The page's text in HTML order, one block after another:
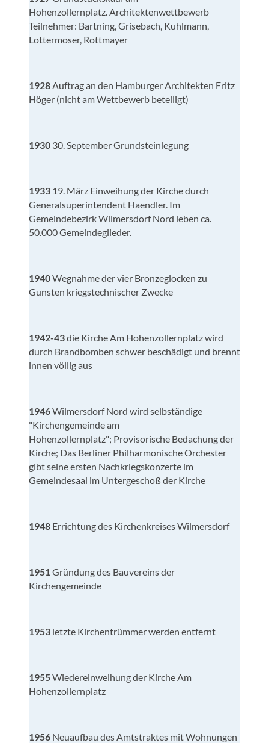
Hohenzollernplatz. Architektenwettbewerb
Teilnehmer: Bartning, Grisebach, Kuhlmann,
Lottermoser, Rottmayer
1928 Auftrag an den Hamburger Architekten Fritz
Höger (nicht am Wettbewerb beteiligt)
1930 30. September Grundsteinlegung
1933 19. März Einweihung der Kirche durch
Generalsuperintendent Haendler. Im
Gemeindebezirk Wilmersdorf Nord leben ca.
50.000 Gemeindeglieder.
1940Wegnahme der vier Bronzeglocken zu
Gunsten kriegstechnischer Zwecke
1942-43die Kirche Am Hohenzollernplatz wird
durch Brandbomben schwer beschädigt und brennt
innen völlig aus
1946Wilmersdorf Nord wird selbständige
"Kirchengemeinde am
Hohenzollernplatz"; Provisorische Bedachung der
Kirche; Das Berliner Philharmonische Orchester
gibt seine ersten Nachkriegskonzerte im
Gemeindesaal im Untergeschoß der Kirche
1948 Errichtung des Kirchenkreises Wilmersdorf
1951 Gründung des Bauvereins der
Kirchengemeinde
1953 letzte Kirchentrümmer werden entfernt
1955Wiedereinweihung der Kirche Am
Hohenzollernplatz
1956 Neuaufbau des Amtstraktes mit Wohnungen